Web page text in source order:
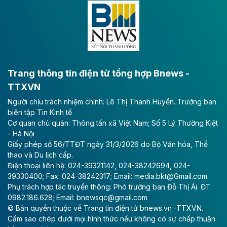
lực phát triển kinh tế - xã hội khu vực phía Nam đồng
Long Thành
Tổng công ty Cảng hàng không Việt Nam - CTCP
(ACV) vừa lập kỷ lục mới về lợi nhuận trong quý
II/2026.
Theo baodautu.vn
Vinaconex lập đỉnh doanh thu
Tổng CTCP Xuất nhập khẩu và Xây dựng Việt Nam
(Vinaconex) đã khép lại nửa đầu năm với doanh thu
thuần gần 7.268 tỷ đồng, tăng 4% so với cùng kỳ và
cũng là mức cao nhất lịch sử hoạt động của doanh
nghiệp.
Trang thông tin điện tử tổng hợp Bnews -
TTXVN
Người chịu trách nhiệm chính: Lê Thị Thanh Huyền. Trưởng ban
biên tập Tin Kinh tế
Cơ quan chủ quản: Thông tấn xã Việt Nam; Số 5 Lý Thường Kiệt
- Hà Nội
Giấy phép số 56/TTĐT ngày 31/3/2026 do Bộ Văn hóa, Thể
thao và Du lịch cấp.
Điện thoại liên hệ: 024-39321142, 024-38242694, 024-
39330400; Fax: 024-38242317; Email: media.bkt@Gmail.com
Phụ trách hợp tác truyền thông: Phó trưởng ban Đỗ Thị Ái. ĐT:
0982.186.628; Email: bnewsqc@gmail.com
© Bản quyền thuộc về Trang tin điện tử bnews.vn -TTXVN.
Cấm sao chép dưới mọi hình thức nếu không có sự chấp thuận